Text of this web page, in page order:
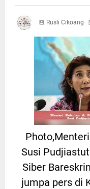
Rusli Cikoang
Susi
Siber
jumpa pers di